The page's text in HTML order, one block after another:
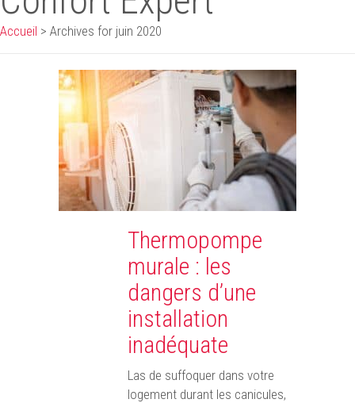
Accueil > Archives for juin 2020
Thermopompe
murale : les
dangers d’une
installation
inadéquate
Las de suffoquer dans votre
logement durant les canicules,